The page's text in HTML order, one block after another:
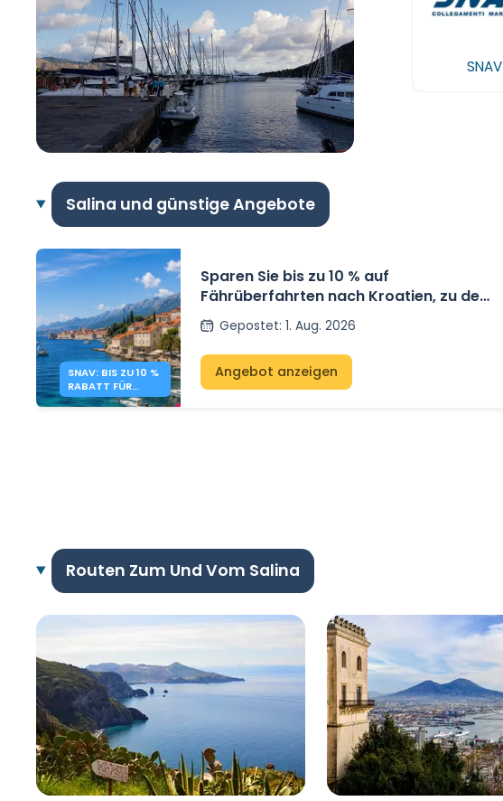
SNAV
Salina und günstige Angebote
SNAV: BIS ZU 10 %
RABATT FÜR
KROATIEN UND
Sparen Sie bis zu 10 % auf
Fährüberfahrten nach Kroatien, zu den
Äolischen Inseln und den Pontinischen
Inseln mit SNAV.
Gepostet: 1. Aug. 2026
Angebot anzeigen
Routen Zum Und Vom Salina